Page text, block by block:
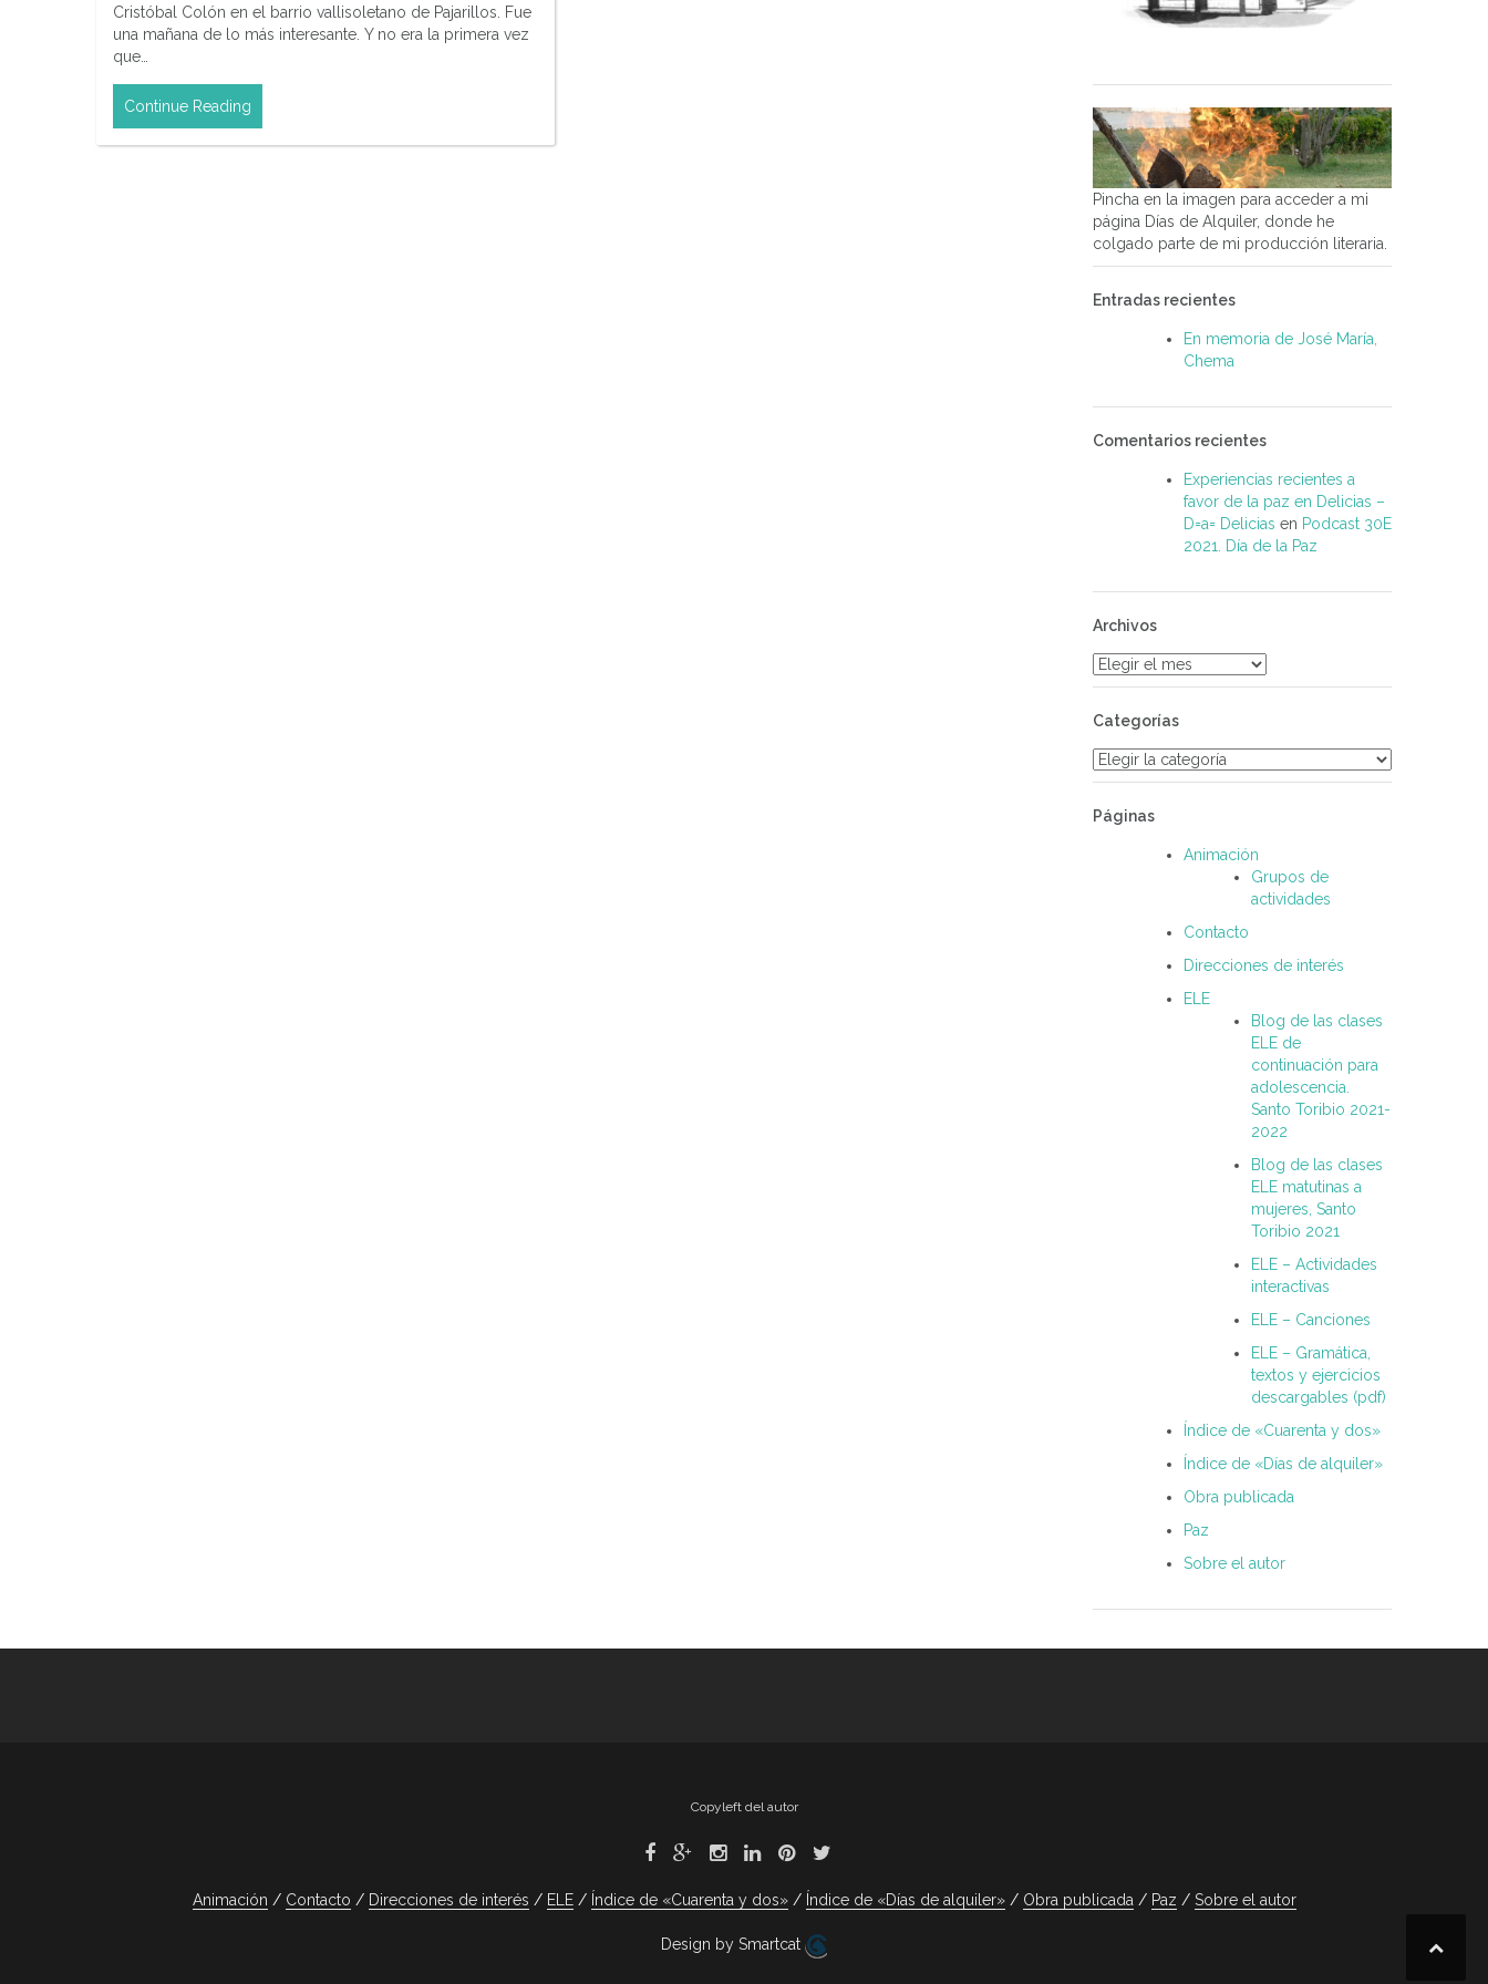
Cristóbal Colón en el barrio vallisoletano de Pajarillos. Fue
una mañana de lo más interesante. Y no era la primera vez
que…
Continue Reading
Pincha en la imagen para acceder a mi
página Días de Alquiler, donde he
colgado parte de mi producción literaria.
Entradas recientes
En memoria de José María,
Chema
Comentarios recientes
Experiencias recientes a
favor de la paz en Delicias –
D=a= Delicias en Podcast 30E
2021. Día de la Paz
Archivos
Archivos
Categorías
Categorías
Páginas
Animación
Grupos de
actividades
Contacto
Direcciones de interés
ELE
Blog de las clases
ELE de
continuación para
adolescencia.
Santo Toribio 2021-
2022
Blog de las clases
ELE matutinas a
mujeres, Santo
Toribio 2021
ELE – Actividades
interactivas
ELE – Canciones
ELE – Gramática,
textos y ejercicios
descargables (pdf)
Índice de «Cuarenta y dos»
Índice de «Días de alquiler»
Obra publicada
Paz
Sobre el autor
Copyleft del autor
Animación Contacto Direcciones de interés ELE Índice de «Cuarenta y dos» Índice de «Días de alquiler» Obra publicada Paz Sobre el autor
Design by Smartcat